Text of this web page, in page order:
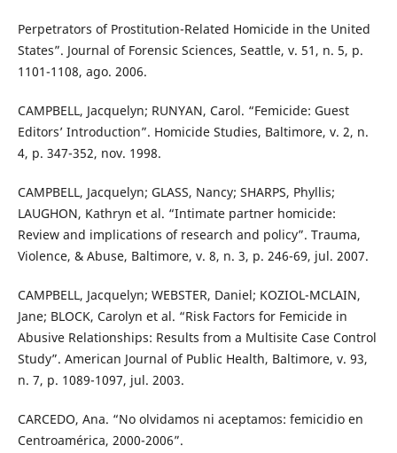
Perpetrators of Prostitution-Related Homicide in the United
States”. Journal of Forensic Sciences, Seattle, v. 51, n. 5, p.
1101-1108, ago. 2006.
CAMPBELL, Jacquelyn; RUNYAN, Carol. “Femicide: Guest
Editors’ Introduction”. Homicide Studies, Baltimore, v. 2, n.
4, p. 347-352, nov. 1998.
CAMPBELL, Jacquelyn; GLASS, Nancy; SHARPS, Phyllis;
LAUGHON, Kathryn et al. “Intimate partner homicide:
Review and implications of research and policy”. Trauma,
Violence, & Abuse, Baltimore, v. 8, n. 3, p. 246-69, jul. 2007.
CAMPBELL, Jacquelyn; WEBSTER, Daniel; KOZIOL-MCLAIN,
Jane; BLOCK, Carolyn et al. “Risk Factors for Femicide in
Abusive Relationships: Results from a Multisite Case Control
Study”. American Journal of Public Health, Baltimore, v. 93,
n. 7, p. 1089-1097, jul. 2003.
CARCEDO, Ana. “No olvidamos ni aceptamos: femicidio en
Centroamérica, 2000-2006”.